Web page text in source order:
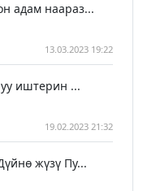
адам наараз...
13.03.2023 19:22
иштерин ...
19.02.2023 21:32
жүзү Пу...